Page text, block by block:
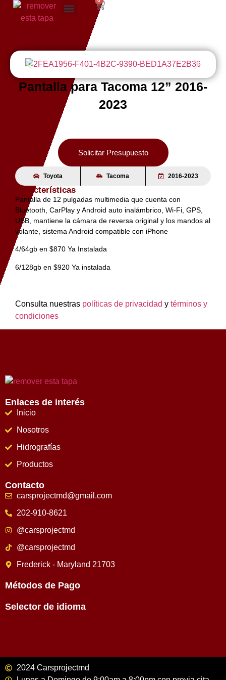
Pantalla para Tacoma 12” 2016-
2023
Solicitar Presupuesto
Toyota Tacoma 2016-2023
Características
Pantalla de 12 pulgadas multimedia que cuenta con
Bluetooth, CarPlay y Android auto inalámbrico, Wi-Fi, GPS,
USB, mantiene la cámara de reversa original y los mandos al
volante, sistema Android compatible con iPhone
4/64gb en $870 Ya Instalada
6/128gb en $920 Ya instalada
Consulta nuestras políticas de privacidad y términos y
condiciones
Enlaces de interés
Inicio
Nosotros
Hidrografías
Productos
Contacto
carsprojectmd@gmail.com
202-910-8621
@carsprojectmd
@carsprojectmd
Frederick - Maryland 21703
Métodos de Pago
Selector de idioma
2024 Carsprojectmd